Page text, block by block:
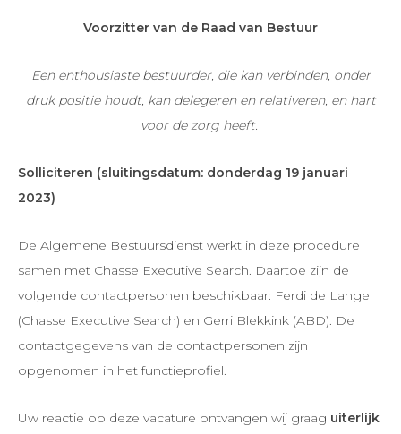
Voorzitter van de Raad van Bestuur
Een enthousiaste bestuurder, die kan verbinden, onder
druk positie houdt, kan delegeren en relativeren, en hart
voor de zorg heeft.
Solliciteren (sluitingsdatum: donderdag 19 januari
2023)
De Algemene Bestuursdienst werkt in deze procedure
samen met Chasse Executive Search. Daartoe zijn de
volgende contactpersonen beschikbaar: Ferdi de Lange
(Chasse Executive Search) en Gerri Blekkink (ABD). De
contactgegevens van de contactpersonen zijn
opgenomen in het functieprofiel.
Uw reactie op deze vacature ontvangen wij graag uiterlijk